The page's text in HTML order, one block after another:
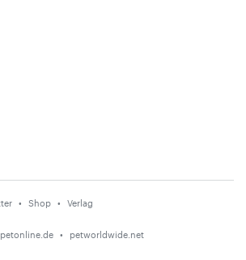
Shop Verlag
petonline.de petworldwide.net